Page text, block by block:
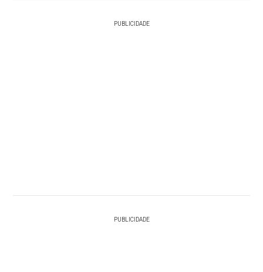
PUBLICIDADE
PUBLICIDADE